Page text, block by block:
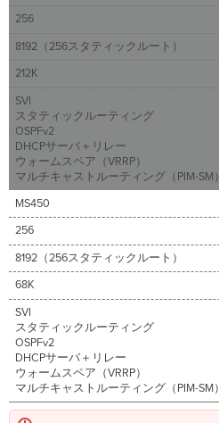
ト、
ィ
ク
ル
ー
の
除
レ
3
ー
テ
ィ
ン
256
8192（256スタティックルート）
212K
SVI
スタティックルーティング
OSPFv2
DHCPサーバ＋リレー
ウォームスペア（VRRP）
マルチキャストルーティング（PIM-SM）
MS450
256
8192（256スタティックルート）
68K
SVI
スタティックルーティング
OSPFv2
DHCPサーバ＋リレー
ウォームスペア（VRRP）
マルチキャストルーティング（PIM-SM）